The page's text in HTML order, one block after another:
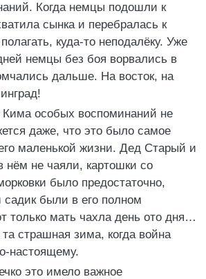
Когда немцы подошли к
сынка и перебралась к
куда-то неподалёку. Уже
немцы без боя ворвались в
дальше. На восток, на
Кима особых воспоминаний не
даже, что это было самое
маленькой жизни. Дед Старый и
не чаяли, картошки со
было предостаточно,
были в его полном
только мать чахла день ото дня…
страшная зима, когда война
настоящему.
это имело важное